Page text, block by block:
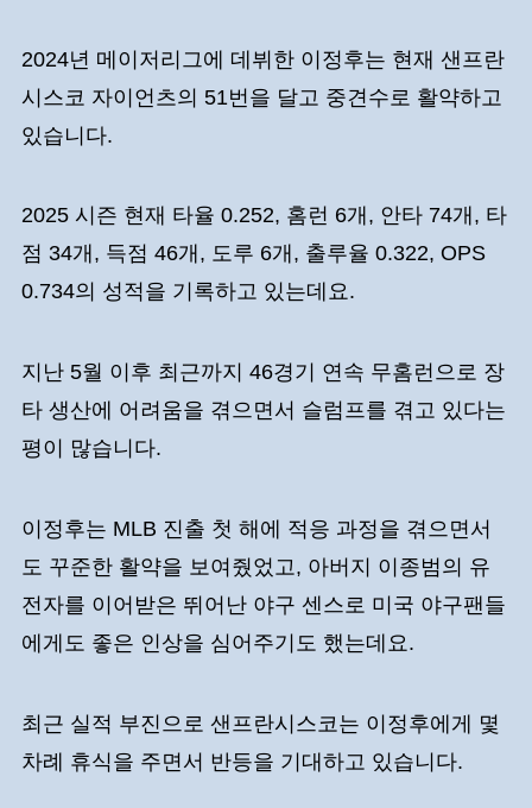
2024년 메이저리그에 데뷔한 이정후는 현재 샌프란
시스코 자이언츠의 51번을 달고 중견수로 활약하고
있습니다.
2025 시즌 현재 타율 0.252, 홈런 6개, 안타 74개, 타
점 34개, 득점 46개, 도루 6개, 출루율 0.322, OPS
0.734의 성적을 기록하고 있는데요.
지난 5월 이후 최근까지 46경기 연속 무홈런으로 장
타 생산에 어려움을 겪으면서 슬럼프를 겪고 있다는
평이 많습니다.
이정후는 MLB 진출 첫 해에 적응 과정을 겪으면서
도 꾸준한 활약을 보여줬었고, 아버지 이종범의 유
전자를 이어받은 뛰어난 야구 센스로 미국 야구팬들
에게도 좋은 인상을 심어주기도 했는데요.
최근 실적 부진으로 샌프란시스코는 이정후에게 몇
차례 휴식을 주면서 반등을 기대하고 있습니다.